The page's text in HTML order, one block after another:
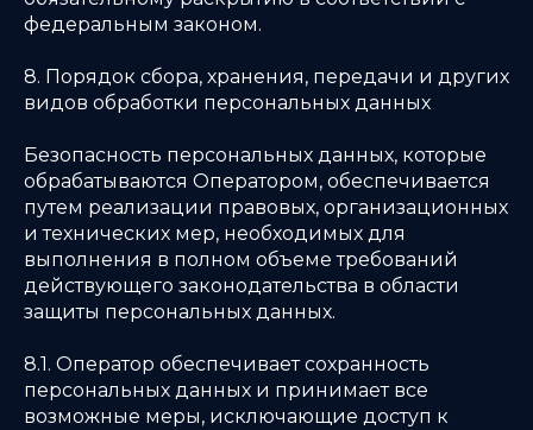
федеральным законом.
8. Порядок сбора, хранения, передачи и других
видов обработки персональных данных
Безопасность персональных данных, которые
обрабатываются Оператором, обеспечивается
путем реализации правовых, организационных
и технических мер, необходимых для
выполнения в полном объеме требований
действующего законодательства в области
защиты персональных данных.
8.1. Оператор обеспечивает сохранность
персональных данных и принимает все
возможные меры, исключающие доступ к